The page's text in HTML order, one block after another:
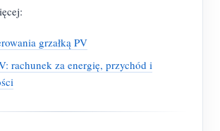
grzałką PV
rachunek za energię, przychód i